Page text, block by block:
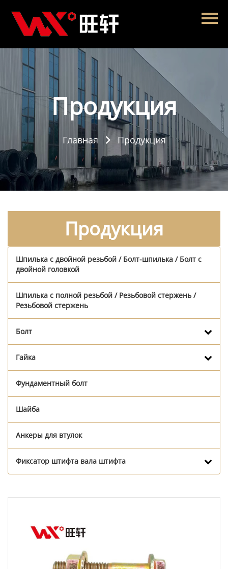
Главная
Продукция
Новости
О нас
Контакты Продукция
Главная  Продукция
Продукция
Шпилька с двойной резьбой / Болт-шпилька / Болт с
двойной головкой
Шпилька с полной резьбой / Резьбовой стержень /
Резьбовой стержень
Болт
Гайка
Фундаментный болт
Шайба
Анкеры для втулок
Фиксатор штифта вала штифта